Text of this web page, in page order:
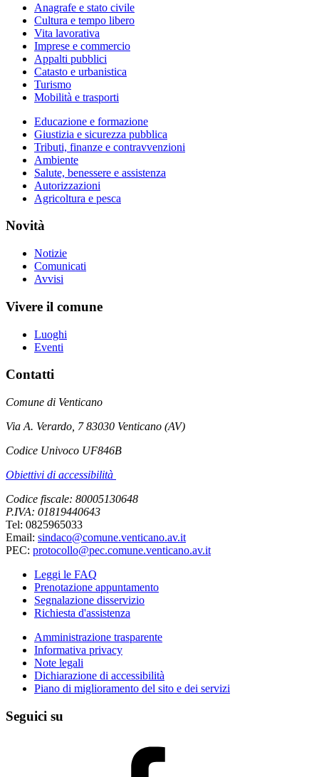
Anagrafe e stato civile
Cultura e tempo libero
Vita lavorativa
Imprese e commercio
Appalti pubblici
Catasto e urbanistica
Turismo
Mobilità e trasporti
Educazione e formazione
Giustizia e sicurezza pubblica
Tributi, finanze e contravvenzioni
Ambiente
Salute, benessere e assistenza
Autorizzazioni
Agricoltura e pesca
Novità
Notizie
Comunicati
Avvisi
Vivere il comune
Luoghi
Eventi
Contatti
Comune di Venticano
Via A. Verardo, 7 83030 Venticano (AV)
Codice Univoco UF846B
Obiettivi di accessibilità
Codice fiscale: 80005130648
P.IVA: 01819440643
Tel: 0825965033
Email: sindaco@comune.venticano.av.it
PEC: protocollo@pec.comune.venticano.av.it
Leggi le FAQ
Prenotazione appuntamento
Segnalazione disservizio
Richiesta d'assistenza
Amministrazione trasparente
Informativa privacy
Note legali
Dichiarazione di accessibilità
Piano di miglioramento del sito e dei servizi
Seguici su